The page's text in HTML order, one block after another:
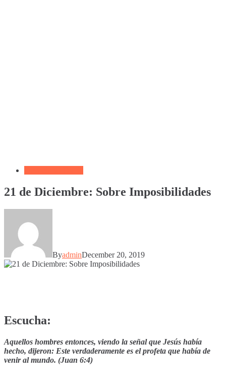
21 de Diciembre: Sobre Imposibilidades
ByadminDecember 20, 2019
Escucha:
Aquellos hombres entonces, viendo la señal que Jesús había
hecho, dijeron: Este verdaderamente es el profeta que había de
venir al mundo. (Juan 6:4)